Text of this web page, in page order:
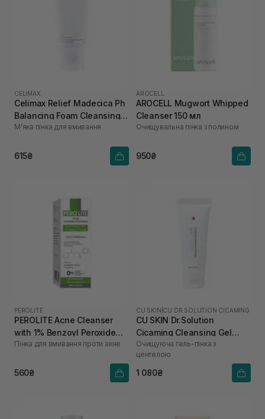
CELIMAX
Celimax Relief Madecica Ph
Balancing Foam Cleansing
150 мл
Мʼяка пінка для вмивання
615₴
AROCELL
AROCELL Mugwort Whipped
Cleanser 150 мл
Очищувальна пінка з полином
950₴
PEROLITE
PEROLITE Acne Cleanser
with 1% Benzoyl Peroxide
100 мл
Пінка для вмивання проти акне
560₴
CU SKIN CU DR.SOLUTION CICAMING
CU SKIN Dr.Solution
Cicaming Cleansing Gel
Foam 150 мл
Очищуюча гель-пінка з
центелою
1 080₴